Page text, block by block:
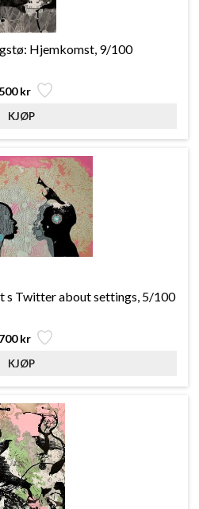
Hjemkomst, 9/100
kr
s Twitter about settings, 5/100
kr